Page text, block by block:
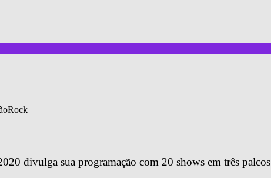
divulga sua programação com 20 shows em três palcos